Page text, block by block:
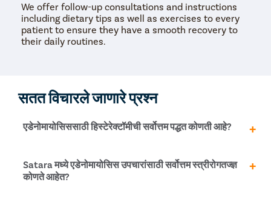
We offer follow-up consultations and instructions
including dietary tips as well as exercises to every
patient to ensure they have a smooth recovery to
their daily routines.
सतत विचारले जाणारे प्रश्न
एडेनोमायोसिससाठी हिस्टेरेक्टॉमीची सर्वोत्तम पद्धत कोणती आहे?
टोटल लॅप्रोस्कोपिक हिस्टेरेक्टॉमी (टी एलएच) हिस्टेरेक्टॉमीसाठी
सर्वात प्रगत आणि कमीतकमी आक्रमक पद्धत आहे. कमीत कमी चीरा,
Satara मध्ये एडेनोमायोसिस उपचारांसाठी सर्वोत्तम स्त्रीरोगतज्ज्ञ
कोणते आहेत?